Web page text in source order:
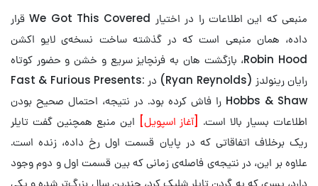
منبعی که این اطلاعات را در اختیار We Got This Covered قرار
داده، همان منبعی است که در گذشته ساخت نسخه‌ی لایو اکشن
Robin Hood، بازگشت هان به فرنچایز سریع و خشن و حضور کوتاه
رایان رینولدز (Ryan Reynolds) در Fast & Furious Presents:
Hobbs & Shaw را فاش کرده بود. در نتیجه، احتمال صحیح بودن
اطلاعات بسیار بالا است.
[آغاز اسپویل]
این منبع همچنین گفت تایلر
ریک برخلاف اتفاقاتی که در پایان قسمت اول رخ داده، زنده است.
علاوه بر این، در نتیجه‌ی فاصله‌ی زمانی که بین قسمت اول و دوم وجود
دارد، پسری که به گردن تایلر شلیک کرد، چندین سال بزرگ‌تر شده و یکی